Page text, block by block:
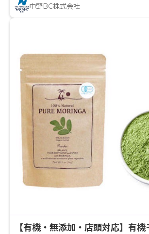
中野BC株式会社
【有機・無添加・店頭対応】有